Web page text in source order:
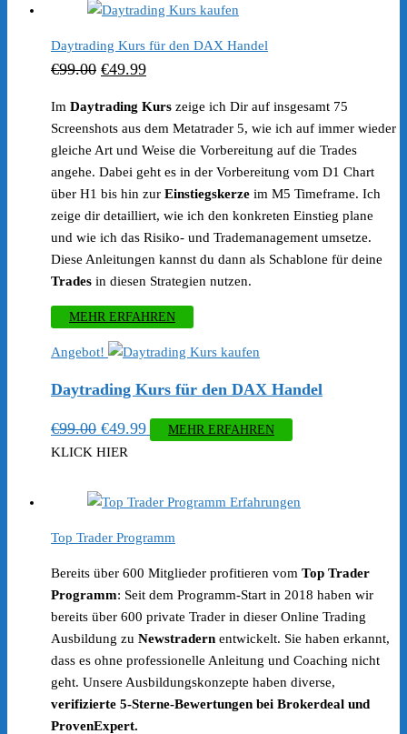
Daytrading Kurs für den DAX Handel
€99.00 Ursprünglicher
€99.00
€49.99Aktueller
ist:
€49.99.
Im Daytrading Kurs zeige ich Dir auf insgesamt 75
Screenshots aus dem Metatrader 5, wie ich auf immer wieder
gleiche Art und Weise die Vorbereitung auf die Trades
angehe. Dabei geht es in der Vorbereitung vom D1 Chart
über H1 bis hin zur Einstiegskerze im M5 Timeframe. Ich
zeige dir detailliert, wie ich den konkreten Einstieg plane
und wie ich das Risiko- und Trademanagement umsetze.
Diese Anleitungen kannst du dann als Schablone für deine
Trades in diesen Strategien nutzen.
MEHR ERFAHREN
Angebot!
Daytrading Kurs für den DAX Handel
€99.00 Ursprünglicher
Preis
€99.00
€49.99Aktueller
€49.99.
MEHR ERFAHREN
KLICK HIER
Top Trader Programm
Bereits über 600 Mitglieder profitieren vom Top Trader
Programm: Seit dem Programm-Start in 2018 haben wir
bereits über 600 private Trader in dieser Online Trading
Ausbildung zu Newstradern entwickelt. Sie haben erkannt,
dass es ohne professionelle Anleitung und Coaching nicht
geht. Unsere Ausbildungskonzepte haben diverse,
verifizierte 5-Sterne-Bewertungen bei Brokerdeal und
ProvenExpert.